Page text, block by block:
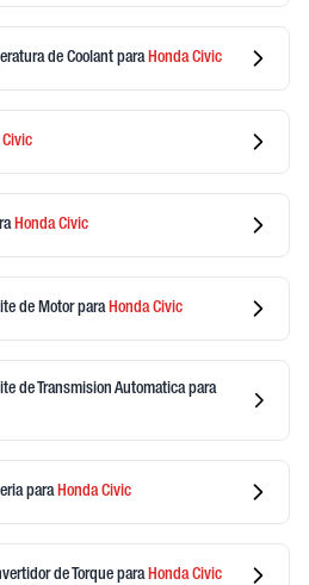
de Coolant para HondaCivic
Civic
HondaCivic
de Motorpara HondaCivic
de Transmision Automatica para
para HondaCivic
de Torque para HondaCivic